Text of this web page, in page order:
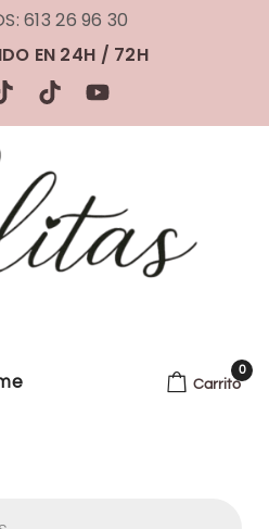
613 26 96 30
EN 24H / 72H
Carrito
0